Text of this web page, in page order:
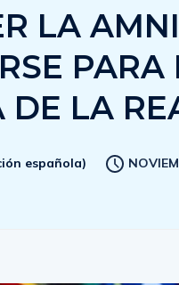
LA
PARA
DE LA
española)